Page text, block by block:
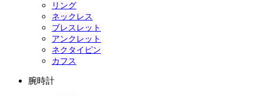
リング
ネックレス
ブレスレット
アンクレット
ネクタイピン
カフス
腕時計